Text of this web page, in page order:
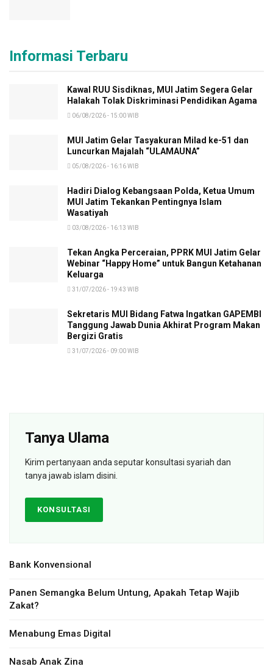
Informasi Terbaru
Kawal RUU Sisdiknas, MUI Jatim Segera Gelar
Halakah Tolak Diskriminasi Pendidikan Agama
06/08/2026 - 15:00 WIB
MUI Jatim Gelar Tasyakuran Milad ke-51 dan
Luncurkan Majalah “ULAMAUNA”
05/08/2026 - 16:16 WIB
Hadiri Dialog Kebangsaan Polda, Ketua Umum
MUI Jatim Tekankan Pentingnya Islam
Wasatiyah
03/08/2026 - 16:13 WIB
Tekan Angka Perceraian, PPRK MUI Jatim Gelar
Webinar “Happy Home” untuk Bangun Ketahanan
Keluarga
31/07/2026 - 19:43 WIB
Sekretaris MUI Bidang Fatwa Ingatkan GAPEMBI
Tanggung Jawab Dunia Akhirat Program Makan
Bergizi Gratis
31/07/2026 - 09:00 WIB
Tanya Ulama
Kirim pertanyaan anda seputar konsultasi syariah dan
tanya jawab islam disini.
KONSULTASI
Bank Konvensional
Panen Semangka Belum Untung, Apakah Tetap Wajib
Zakat?
Menabung Emas Digital
Nasab Anak Zina